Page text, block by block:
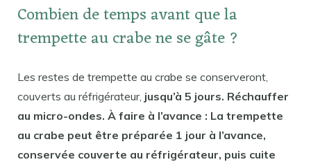
Combien de temps avant que la
trempette au crabe ne se gâte ?
Les restes de trempette au crabe se conserveront,
couverts au réfrigérateur, jusqu’à 5 jours. Réchauffer
au micro-ondes. À faire à l’avance : La trempette
au crabe peut être préparée 1 jour à l’avance,
conservée couverte au réfrigérateur, puis cuite